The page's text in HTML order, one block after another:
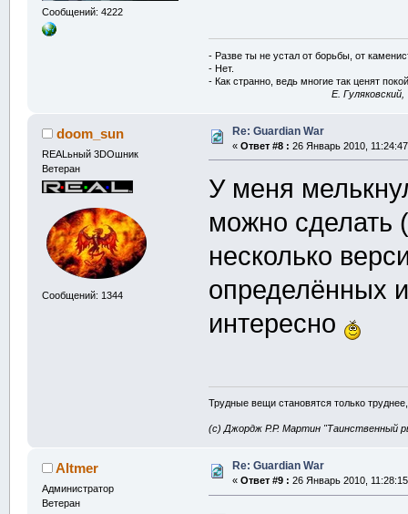
Сообщений: 4222
- Разве ты не устал от борьбы, от
- Нет.
- Как странно, ведь многие так ценят
E.
doom_sun
REALьный 3DOшник
Ветеран
Сообщений: 1344
Re: Guardian War
« Ответ #8 : 26 Январь 2010,
У меня
можно сделать
несколько
определённых
интересно
Трудные вещи становятся только
(с) Джордж Р.Р. Мартин "Таинственный
Altmer
Администратор
Ветеран
Re: Guardian War
« Ответ #9 : 26 Январь 2010,